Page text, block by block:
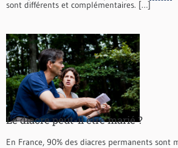
sont différents et complémentaires. […]
Le diacre peut-il être marié ?
En France, 90% des diacres permanents sont